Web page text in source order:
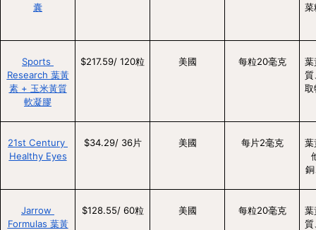
囊
菜
Sports
Research 葉黃
素 + 玉米黃質
軟凝膠
$217.59/ 120粒 美國 每粒20毫克
葉
質
取
21st Century
Healthy Eyes
$34.29/ 36片 美國 每片2毫克
葉
Jarrow
Formulas 葉黃
$128.55/ 60粒 美國 每粒20毫克
葉
質